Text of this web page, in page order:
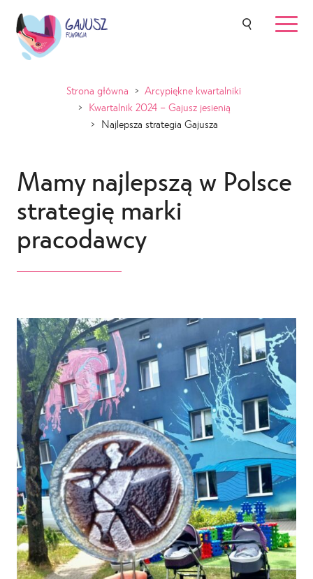
Strona główna > Arcypiękne kwartalniki
>
Kwartalnik 2024 – Gajusz jesienią
>
Najlepsza strategia Gajusza
Mamy najlepszą w Polsce
strategię marki
pracodawcy